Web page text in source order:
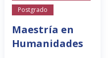
Postgrado
Maestría en
Humanidades